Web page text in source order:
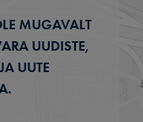
MUGAVALT
UUDISTE,
UUTE